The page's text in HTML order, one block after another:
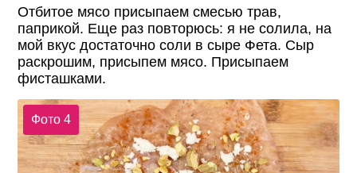
Отбитое мясо присыпаем смесью трав,
паприкой. Еще раз повторюсь: я не солила, на
мой вкус достаточно соли в сыре Фета. Сыр
раскрошим, присыпем мясо. Присыпаем
фисташками.
Фото 4